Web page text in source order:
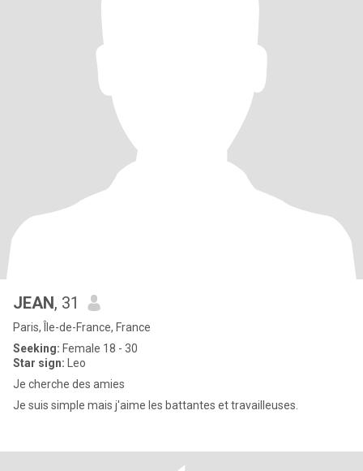
JEAN, 31
Paris, Île-de-France, France
Seeking: Female 18 - 30
Star sign: Leo
Je cherche des amies
Je suis simple mais j'aime les battantes et travailleuses.